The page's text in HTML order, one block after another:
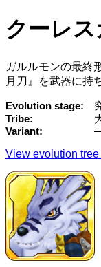
クーレ
ガルルモンの最終
月刀』を武器に持
Evolution stage
Tribe
Variant
View evolution tree